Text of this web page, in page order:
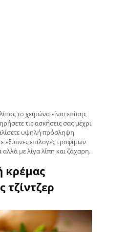
το χειμώνα είναι επίσης
τις ασκήσεις σας μέχρι
υψηλή πρόσληψη
έξυπνες επιλογές τροφίμων
με λίγα λίπη και ζάχαρη.
κρέμας
τζίντζερ